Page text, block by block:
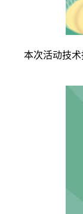
本次活动技术指